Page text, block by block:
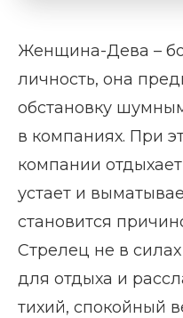
Женщина-Дева –
личность, она
обстановку
в компаниях. При
компании
устает и
становится
Стрелец не в
для отдыха и
тихий, спокойный